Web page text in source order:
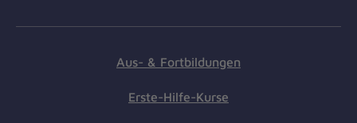
Aus- & Fortbildungen
Erste-Hilfe-Kurse